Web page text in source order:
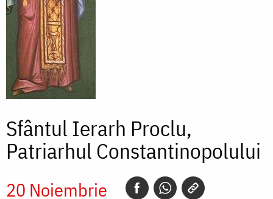
Sfântul Ierarh Proclu,
Patriarhul Constantinopolului
20 Noiembrie